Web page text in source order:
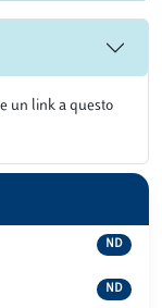
un link a questo
ND
ND